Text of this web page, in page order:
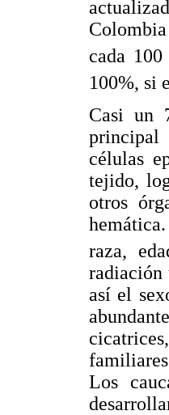
cada
100%, si
Casi un
principal
células
tejido,
otros
raza,
radiación
así el
Los